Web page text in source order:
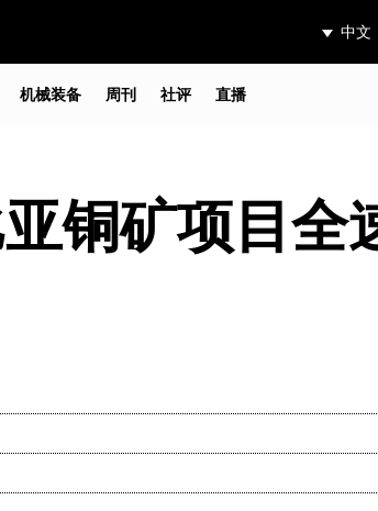
中文
机械装备 周刊 社评 直播
铜矿项目全